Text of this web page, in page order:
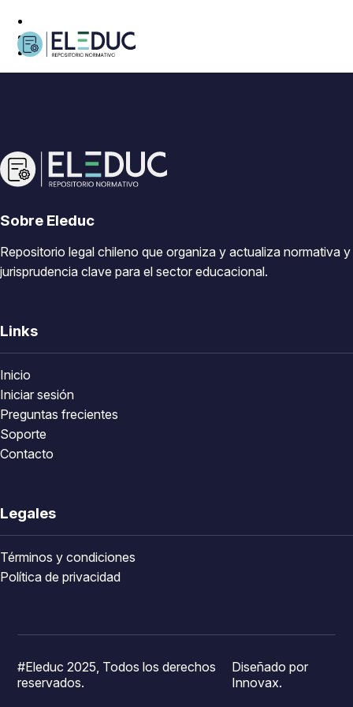
Sobre Eleduc
Repositorio legal chileno que organiza y actualiza normativa y
jurisprudencia clave para el sector educacional.
Links
Inicio
Iniciar sesión
Preguntas frecientes
Soporte
Contacto
Legales
Términos y condiciones
Política de privacidad
#Eleduc 2025, Todos los derechos
reservados.
Diseñado por
Innovax.